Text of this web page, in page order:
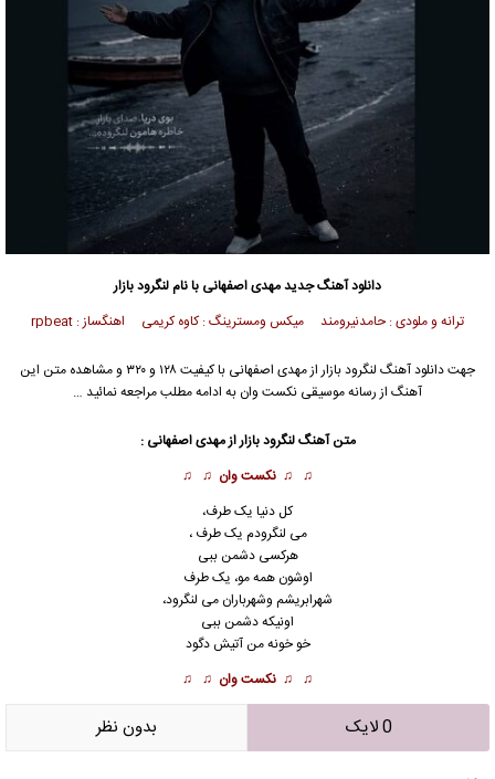
دانلود آهنگ جدیدمهدی اصفهانی با نام لنگرود بازار
ترانه و ملودی : حامدنیرومند میکس ومسترینگ : کاوه کریمی اهنگساز : rpbeat
جهت دانلود آهنگ لنگرود بازار از مهدی اصفهانی با کیفیت ۱۲۸ و ۳۲۰ و مشاهده متن این
آهنگ از رسانه موسیقی نکست وان به ادامه مطلب مراجعه نمائید …
متن آهنگ لنگرود بازار از مهدی اصفهانی :
♫ ♫ نکست وان ♫ ♫
کل دنیا یک طرف،
می لنگرودم یک طرف ،
هرکسی دشمن ببی
اوشون همه مو، یک طرف
شهرابریشم وشهرباران می لنگرود،
اونیکه دشمن ببی
خو خونه من آتیش دگود
♫ ♫ نکست وان ♫ ♫
0 لایک بدون نظر